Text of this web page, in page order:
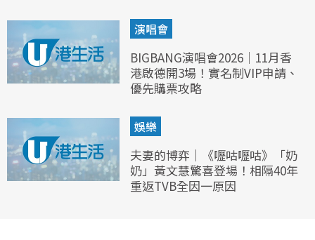
演唱會
BIGBANG演唱會2026｜11月香
港啟德開3場！實名制VIP申請、
優先購票攻略
娛樂
夫妻的博弈｜《嚦咕嚦咕》「奶
奶」黃文慧驚喜登場！相隔40年
重返TVB全因一原因